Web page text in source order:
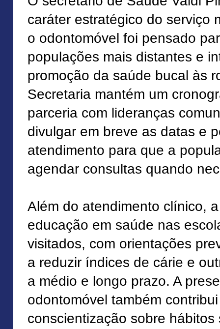
caráter estratégico do serviço
o odontomóvel foi pensado
populações mais distantes e
promoção da saúde bucal às
Secretaria mantém um
parceria com lideranças
divulgar em breve as datas e
atendimento para que a
agendar consultas quando
Além do atendimento clínico,
educação em saúde nas
visitados, com orientações
a reduzir índices de cárie e
a médio e longo prazo. A
odontomóvel também
conscientização sobre hábitos